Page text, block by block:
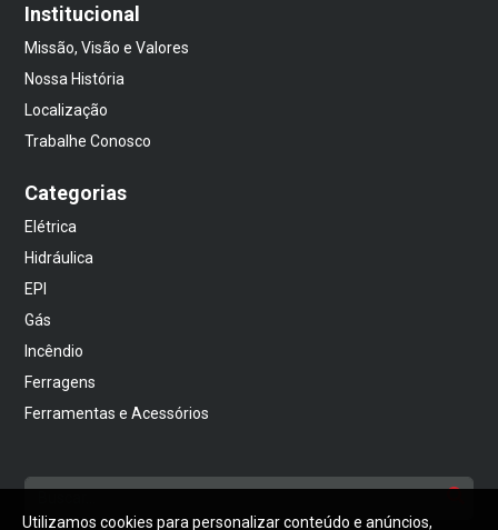
Institucional
Missão, Visão e Valores
Nossa História
Localização
Trabalhe Conosco
Categorias
Elétrica
Hidráulica
EPI
Gás
Incêndio
Ferragens
Ferramentas e Acessórios
Utilizamos cookies para personalizar conteúdo e anúncios,